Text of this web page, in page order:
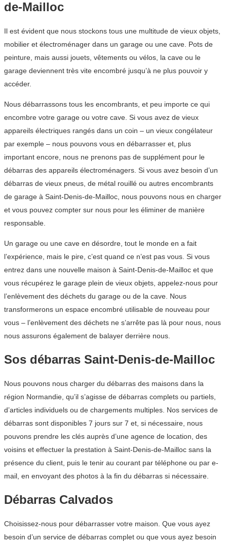
de-Mailloc
Il est évident que nous stockons tous une multitude de vieux objets,
mobilier et électroménager dans un garage ou une cave. Pots de
peinture, mais aussi jouets, vêtements ou vélos, la cave ou le
garage deviennent très vite encombré jusqu’à ne plus pouvoir y
accéder.
Nous débarrassons tous les encombrants, et peu importe ce qui
encombre votre garage ou votre cave. Si vous avez de vieux
appareils électriques rangés dans un coin – un vieux congélateur
par exemple – nous pouvons vous en débarrasser et, plus
important encore, nous ne prenons pas de supplément pour le
débarras des appareils électroménagers. Si vous avez besoin d’un
débarras de vieux pneus, de métal rouillé ou autres encombrants
de garage à Saint-Denis-de-Mailloc, nous pouvons nous en charger
et vous pouvez compter sur nous pour les éliminer de manière
responsable.
Un garage ou une cave en désordre, tout le monde en a fait
l’expérience, mais le pire, c’est quand ce n’est pas vous. Si vous
entrez dans une nouvelle maison à Saint-Denis-de-Mailloc et que
vous récupérez le garage plein de vieux objets, appelez-nous pour
l’enlèvement des déchets du garage ou de la cave. Nous
transformerons un espace encombré utilisable de nouveau pour
vous – l’enlèvement des déchets ne s’arrête pas là pour nous, nous
nous assurons également de balayer derrière nous.
Sos débarras Saint-Denis-de-Mailloc
Nous pouvons nous charger du débarras des maisons dans la
région Normandie, qu’il s’agisse de débarras complets ou partiels,
d’articles individuels ou de chargements multiples. Nos services de
débarras sont disponibles 7 jours sur 7 et, si nécessaire, nous
pouvons prendre les clés auprès d’une agence de location, des
voisins et effectuer la prestation à Saint-Denis-de-Mailloc sans la
présence du client, puis le tenir au courant par téléphone ou par e-
mail, en envoyant des photos à la fin du débarras si nécessaire.
Débarras Calvados
Choisissez-nous pour débarrasser votre maison. Que vous ayez
besoin d’un service de débarras complet ou que vous ayez besoin